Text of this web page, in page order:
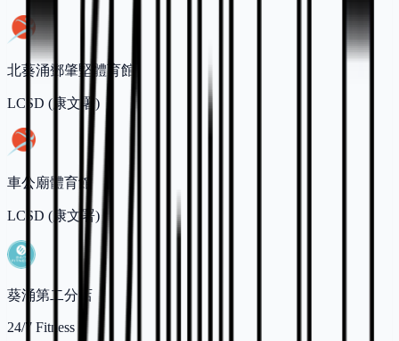
北葵涌鄧肇堅體育館
LCSD (康文署)
車公廟體育館
LCSD (康文署)
葵涌第二分店
24/7 Fitness